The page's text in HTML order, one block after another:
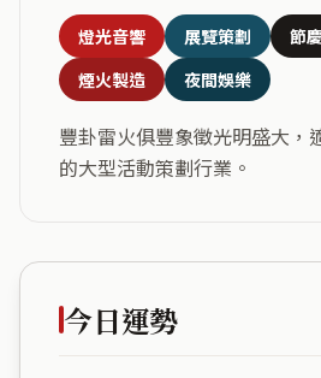
燈光音響 展覽策劃
節
煙火製造
夜間娛樂
豐卦雷火俱豐象徵光明盛大，
的大型活動策劃行業。
今日運勢